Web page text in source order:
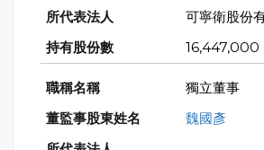
可寧衛股份
16,447,000
獨立董事
魏國彥